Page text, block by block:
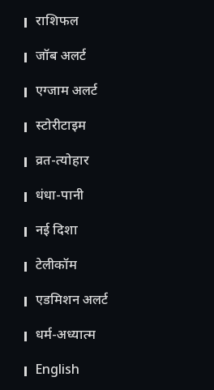
राशिफल
जॉब अलर्ट
एग्जाम अलर्ट
स्टोरीटाइम
व्रत-त्योहार
धंधा-पानी
नई दिशा
टेलीकॉम
ए​डमिशन अलर्ट
धर्म-अध्यात्म
English